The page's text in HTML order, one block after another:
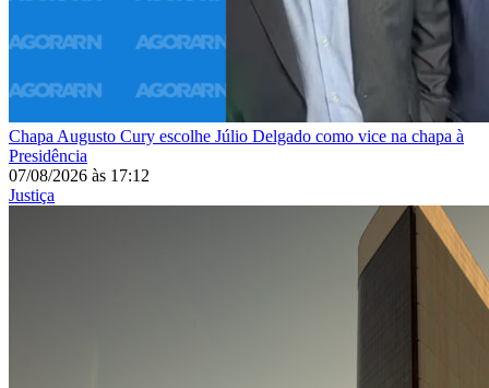
Chapa Augusto Cury escolhe Júlio Delgado como vice na chapa à
Presidência
07/08/2026 às 17:12
Justiça